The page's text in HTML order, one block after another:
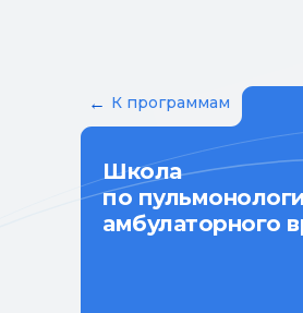
← К программам
Школа
по
амбулаторного